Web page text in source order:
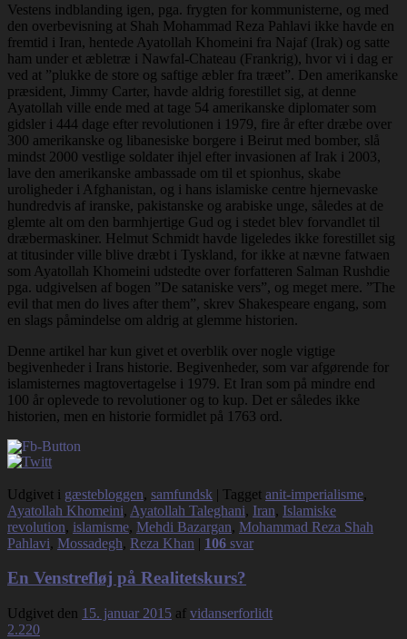
Vestens indblanding igen, pga. frygten for kommunisterne, og med
den overbevisning at Shah Mohammad Reza Pahlavi ikke havde en
fremtid i Iran, hentede Ayatollah Khomeini fra Najaf (Irak) og satte
ham under et æbletræ i Nawfal-Chateau (Frankrig), hvor vi i dag er
ved at ”plukke de store og saftige æbler fra træet”. Den amerikanske
præsident, Jimmy Carter, havde aldrig forestillet sig, at denne
Ayatollah ville ende med at tage 54 amerikanske diplomater som
gidsler i 444 dage efter revolutionen i 1979, fire år efter dræbe over
300 amerikanske og libanesiske borgere i Beirut med bomber, slå
mindst 2000 vestlige soldater ihjel efter invasionen af Irak i 2003,
lave den amerikanske ambassade om til et spionhus, skabe
uroligheder i Afghanistan, og i hans islamiske centre hjernevaske
hundredvis af iranske, pakistanske og arabiske unge, således at de
glemte alt om den barmhjertige Gud og i stedet blev forvandlet til
dræbermaskiner. Helmut Schmidt havde ligeledes ikke forestillet sig
at titusinder ville blive dræbt i Tyskland, for ikke at nævne fatwaen
som Ayatollah Khomeini udstedte over forfatteren Salman Rushdie
pga. udgivelsen af bogen ”De sataniske vers”, og meget mere. ”The
evil that men do lives after them”, skrev Shakespeare engang, som
en slags påmindelse om aldrig at glemme historien.
Denne artikel har kun givet et overblik over nogle vigtige
begivenheder i Irans historie. Begivenheder, som var afgørende for
islamisternes magtovertagelse i 1979. Et Iran som på mindre end
100 år oplevede to revolutioner og to kup. Det er således ikke
historien, men en historie formidlet på 1763 ord.
Udgivet i gæstebloggen, samfundsk | Tagget anit-imperialisme,
Ayatollah Khomeini, Ayatollah Taleghani, Iran, Islamiske
revolution, islamisme, Mehdi Bazargan, Mohammad Reza Shah
Pahlavi, Mossadegh, Reza Khan | 106 svar
En Venstrefløj på Realitetskurs?
Udgivet den 15. januar 2015 af vidanserforlidt
2.220